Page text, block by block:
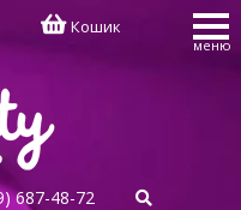
Кошик
меню
687-48-72